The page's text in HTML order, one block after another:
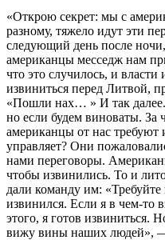
«Открою секрет: мы с
разному, тяжело идут эти
следующий день после
американцы месседж нам
что это случилось, и
извиниться перед Литвой,
«Пошли нах… » И так
но если будем виноваты. За
американцы от нас
управляет? Они
нами переговоры.
чтобы извинились. То и
дали команду им:
извинился. Если я в чем-то
этого, я готов извиниться.
вижу вины наших людей»,